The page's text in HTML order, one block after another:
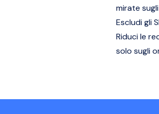
mirate
Escludi gli
Riduci le
solo sugli